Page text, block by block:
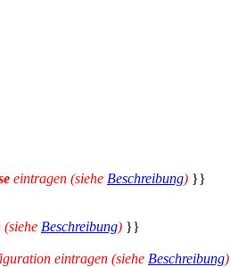
eintragen (siehe Beschreibung) }}
Beschreibung) }}
eintragen (siehe Beschreibung)